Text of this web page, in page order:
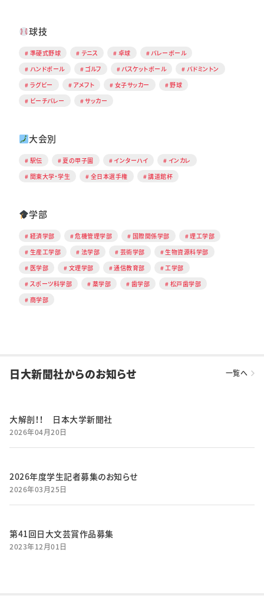
球技
準硬式野球 テニス 卓球
バレーボール
ハンドボール
ゴルフ バスケットボール
バドミントン
ラグビー
アメフト 女子サッカー
野球
ビーチバレー
サッカー
大会別
駅伝 夏の甲子園 インターハイ
インカレ
関東大学・学生
全日本選手権 講道館杯
学部
経済学部 危機管理学部 国際関係学部
理工学部
生産工学部
法学部 芸術学部
生物資源科学部
医学部
文理学部 通信教育部
工学部
スポーツ科学部
薬学部 歯学部
松戸歯学部
商学部
日大新聞社からのお知らせ 一覧へ
大解剖！！ 日本大学新聞社
2026年04月20日
2026年度学生記者募集のお知らせ
2026年03月25日
第41回日大文芸賞作品募集
2023年12月01日